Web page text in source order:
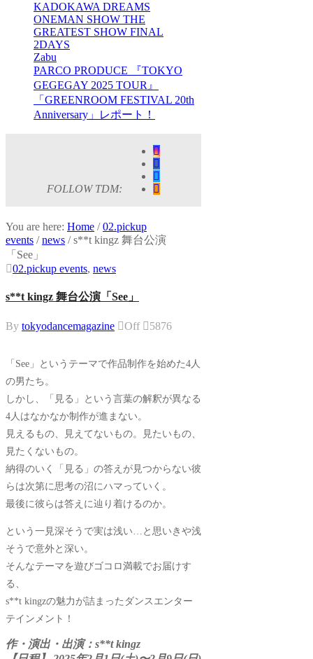
KADOKAWA DREAMS
ONEMAN SHOW THE
GREATEST SHOW FINAL
2DAYS
Zabu
PARCO PRODUCE 『TOKYO
GEGEGAY 2025 TOUR』
「GREENROOM FESTIVAL 20th
Anniversary」レポート！
FOLLOW TDM:
You are here: Home /02.pickup
events /news /s**t kingz 舞台公演
「See」
02.pickup events, news
s**t kingz 舞台公演「See」
By tokyodancemagazine Off 5876
「See」というテーマで作品制作を始めた4人
の男たち。
しかし、「見る」という言葉の解釈が異なる
4人はなかなか制作が進まない。
見えるもの、見えてないもの。見たいもの、
見たくないもの。
納得のいく「見る」の答えが見つからない彼
らは次第に思考の沼にハマっていく。
最後に彼らは答えに辿り着けるのか。
という一見深そうで実は浅い…と思いきや浅
そうで意外と深い。
そんなテーマを遊びゴコロ満載でお届けす
る、
s**t kingzの魅力が詰まったダンスエンター
テインメント！
作・演出・出演：s**t kingz